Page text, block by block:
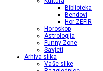
Biblioteka
Bendovi
Hor ZEFIR
Horoskop
Astrologija
Funny Zone
Savjeti
Arhiva slika
Vaše slike